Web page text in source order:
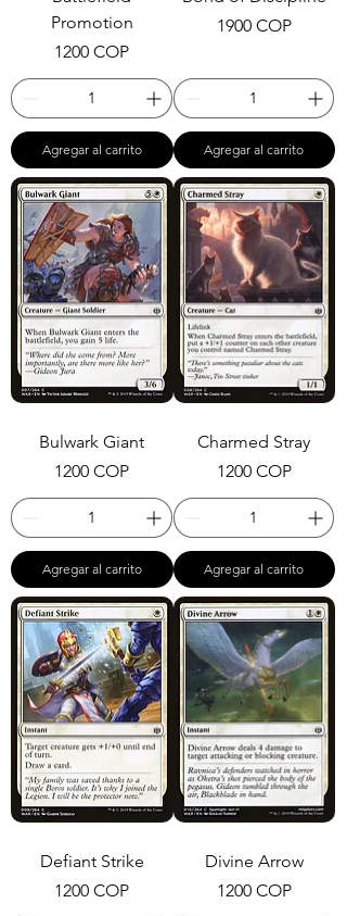
Promotion
Precio
1200 COP
Agregar al carrito
Precio
1900 COP
Agregar al carrito
Bulwark Giant
Precio
1200 COP
Agregar al carrito
Charmed Stray
Precio
1200 COP
Agregar al carrito
Defiant Strike
Precio
1200 COP
Divine Arrow
Precio
1200 COP